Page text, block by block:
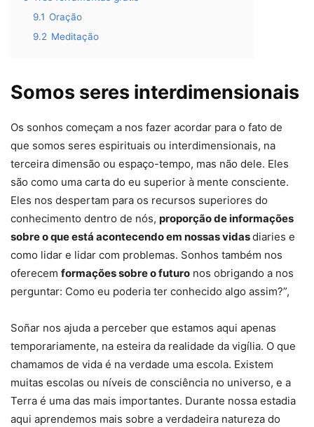
9.1 Oração
9.2 Meditação
Somos seres interdimensionais
Os sonhos começam a nos fazer acordar para o fato de
que somos seres espirituais ou interdimensionais, na
terceira dimensão ou espaço-tempo, mas não dele. Eles
são como uma carta do eu superior à mente consciente.
Eles nos despertam para os recursos superiores do
conhecimento dentro de nós, proporção de informações
sobre o que está acontecendo em nossas vidasdiaries e
como lidar e lidar com problemas. Sonhos também nos
oferecem formações sobre o futuro nos obrigando a nos
perguntar: Como eu poderia ter conhecido algo assim?”,
Soñar nos ajuda a perceber que estamos aqui apenas
temporariamente, na esteira da realidade da vigília. O que
chamamos de vida é na verdade uma escola. Existem
muitas escolas ou níveis de consciência no universo, e a
Terra é uma das mais importantes. Durante nossa estadia
aqui aprendemos mais sobre a verdadeira natureza do